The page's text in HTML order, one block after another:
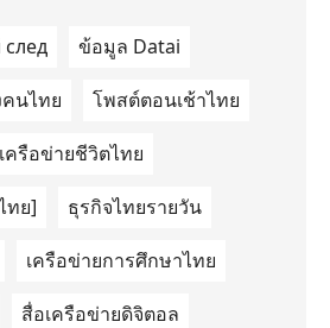
ข้อมูล Datai
นไทย โพสต์ตอนเช้าไทย
เครือข่ายชีวิตไทย
ทย] ธุรกิจไทยรายวัน
เครือข่ายการศึกษาไทย
สื่อเครือข่ายดิจิตอล